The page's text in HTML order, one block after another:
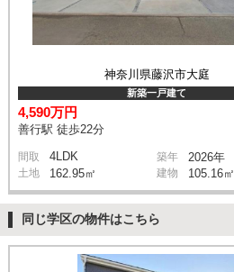
神奈川県藤沢市大庭
新築一戸建て
4,590万円
善行駅 徒歩22分
間取 4LDK 築年 2026年
土地 162.95㎡ 建物 105.16㎡
同じ学区の物件はこちら